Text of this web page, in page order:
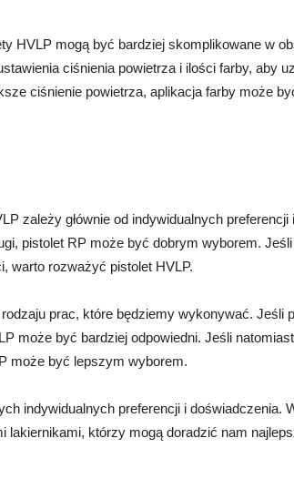
HVLP mogą być bardziej skomplikowane w
ciśnienia powietrza i ilości farby, aby
ciśnienie powietrza, aplikacja farby może
zależy głównie od indywidualnych
pistolet RP może być dobrym wyborem.
warto rozważyć pistolet HVLP.
prac, które będziemy wykonywać. Jeśli
może być bardziej odpowiedni. Jeśli
może być lepszym wyborem.
indywidualnych preferencji i doświadczenia.
lakiernikami, którzy mogą doradzić nam